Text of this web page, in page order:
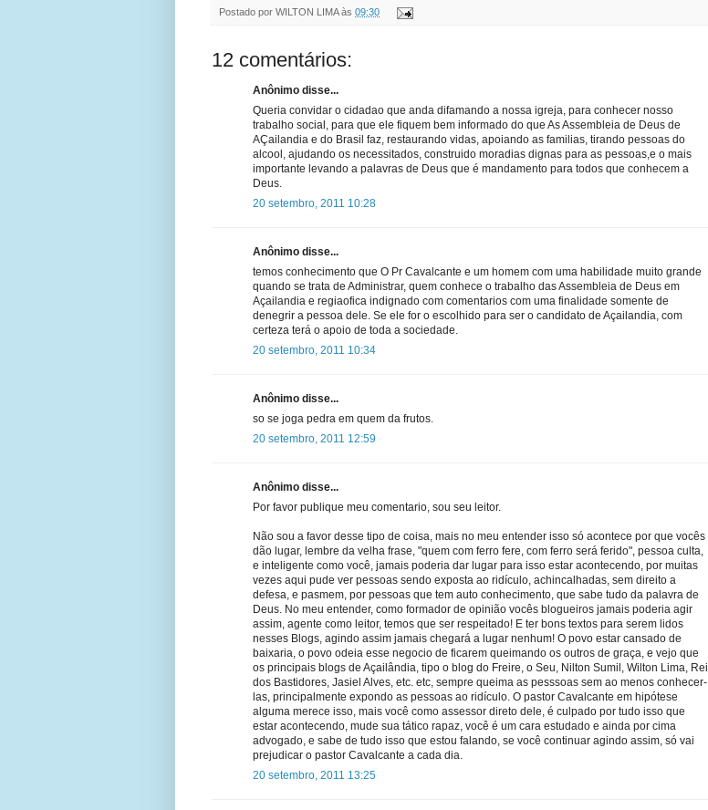
Postado por WILTON LIMA às 09:30
12 comentários:
Anônimo disse...
Queria convidar o cidadao que anda difamando a nossa igreja, para conhecer nosso
trabalho social, para que ele fiquem bem informado do que As Assembleia de Deus de
AÇailandia e do Brasil faz, restaurando vidas, apoiando as familias, tirando pessoas do
alcool, ajudando os necessitados, construido moradias dignas para as pessoas,e o mais
importante levando a palavras de Deus que é mandamento para todos que conhecem a
Deus.
20 setembro, 2011 10:28
Anônimo disse...
temos conhecimento que O Pr Cavalcante e um homem com uma habilidade muito grande
quando se trata de Administrar, quem conhece o trabalho das Assembleia de Deus em
Açailandia e regiaofica indignado com comentarios com uma finalidade somente de
denegrir a pessoa dele. Se ele for o escolhido para ser o candidato de Açailandia, com
certeza terá o apoio de toda a sociedade.
20 setembro, 2011 10:34
Anônimo disse...
so se joga pedra em quem da frutos.
20 setembro, 2011 12:59
Anônimo disse...
Por favor publique meu comentario, sou seu leitor.
Não sou a favor desse tipo de coisa, mais no meu entender isso só acontece por que vocês
dão lugar, lembre da velha frase, "quem com ferro fere, com ferro será ferido", pessoa culta,
e inteligente como você, jamais poderia dar lugar para isso estar acontecendo, por muitas
vezes aqui pude ver pessoas sendo exposta ao ridículo, achincalhadas, sem direito a
defesa, e pasmem, por pessoas que tem auto conhecimento, que sabe tudo da palavra de
Deus. No meu entender, como formador de opinião vocês blogueiros jamais poderia agir
assim, agente como leitor, temos que ser respeitado! E ter bons textos para serem lidos
nesses Blogs, agindo assim jamais chegará a lugar nenhum! O povo estar cansado de
baixaria, o povo odeia esse negocio de ficarem queimando os outros de graça, e vejo que
os principais blogs de Açailândia, tipo o blog do Freire, o Seu, Nilton Sumil, Wilton Lima, Rei
dos Bastidores, Jasiel Alves, etc. etc, sempre queima as pesssoas sem ao menos conhecer-
las, principalmente expondo as pessoas ao ridículo. O pastor Cavalcante em hipótese
alguma merece isso, mais você como assessor direto dele, é culpado por tudo isso que
estar acontecendo, mude sua tático rapaz, você é um cara estudado e ainda por cima
advogado, e sabe de tudo isso que estou falando, se você continuar agindo assim, só vai
prejudicar o pastor Cavalcante a cada dia.
20 setembro, 2011 13:25